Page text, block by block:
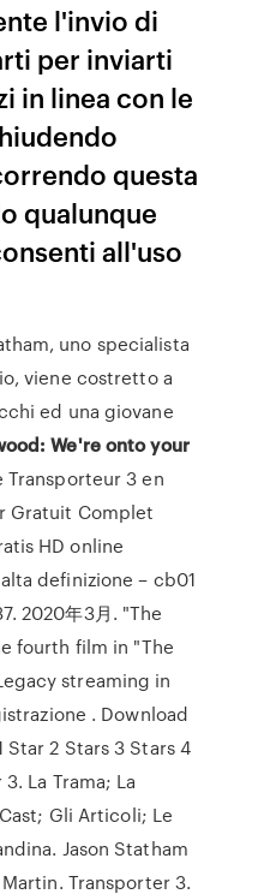
l'invio di
per inviarti
in linea con le
questa
qualunque
all'uso
uno specialista
viene costretto a
ed una giovane
We're onto your
Transporteur 3 en
Gratuit Complet
HD online
definizione – cb01
2020年3月. "The
fourth film in "The
streaming in
. Download
Star 2 Stars 3 Stars 4
La Trama; La
Gli Articoli; Le
Jason Statham
Transporter 3.